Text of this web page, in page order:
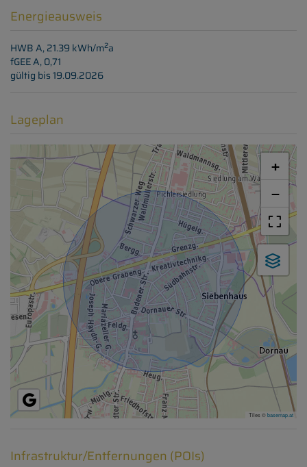
Energieausweis
HWBA, 21.39 kWh/m2a
fGEEA, 0,71
gültig bis19.09.2026
Lageplan
+
−
Tiles ©basemap.at
Infrastruktur/Entfernungen (POIs)